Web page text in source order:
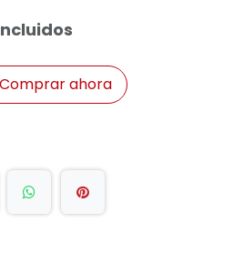
Comprar ahora